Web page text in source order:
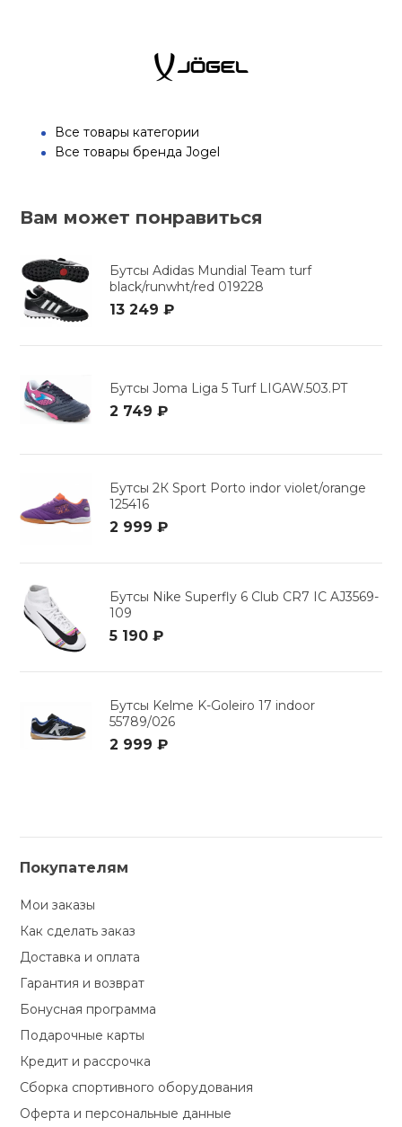
Все товары категории
Все товары бренда Jogel
Вам может понравиться
Бутсы Adidas Mundial Team turf
black/runwht/red 019228
13 249 ₽
Бутсы Joma Liga 5 Turf LIGAW.503.PT
2 749 ₽
Бутсы 2К Sport Porto indor violet/orange
125416
2 999 ₽
Бутсы Nike Superfly 6 Club CR7 IC AJ3569-
109
5 190 ₽
Бутсы Kelme K-Goleiro 17 indoor
55789/026
2 999 ₽
Покупателям
Мои заказы
Как сделать заказ
Доставка и оплата
Гарантия и возврат
Бонусная программа
Подарочные карты
Кредит и рассрочка
Сборка спортивного оборудования
Оферта и персональные данные